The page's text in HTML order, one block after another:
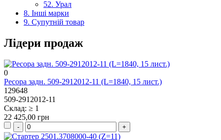
52. Урал
8. Інші марки
9. Супутній товар
Лідери продаж
0
Ресора задн. 509-2912012-11 (L=1840, 15 лист.)
129648
509-2912012-11
Склад: ≥ 1
22 425,00 грн